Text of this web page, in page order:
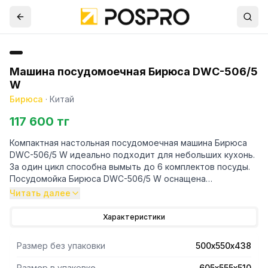
Машина посудомоечная Бирюса DWC-506/5
W
Бирюса · Китай
117 600 тг
Компактная настольная посудомоечная машина Бирюса
DWC-506/5 W идеально подходит для небольших кухонь.
За один цикл способна вымыть до 6 комплектов посуды.
Посудомойка Бирюса DWC-506/5 W оснащена
электронной панелью управления со световыми LED-
Машина имеет 5 программ мойки:
сковороды, кастрюли, противни, тарелки;
Обычная - программа для мойки средне загрязненной
Читать далее
Характеристики
Размер без упаковки 500х550х438